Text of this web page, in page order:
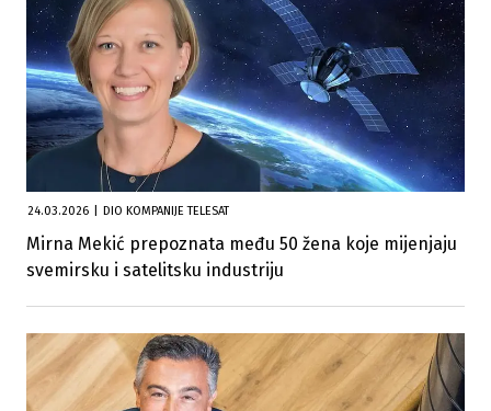
24.03.2026 DIO KOMPANIJE TELESAT
Mirna Mekić prepoznata među 50 žena koje mijenjaju
svemirsku i satelitsku industriju